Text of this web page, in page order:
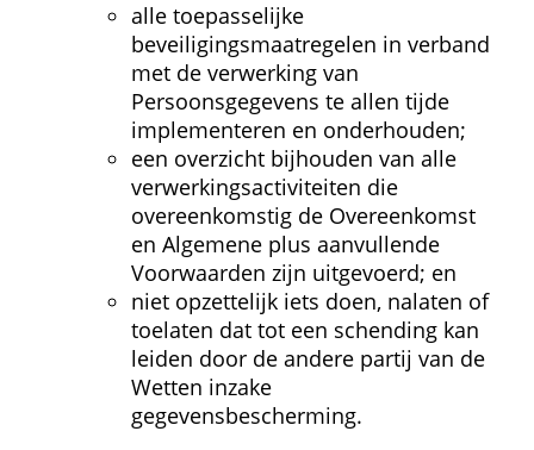
alle toepasselijke
beveiligingsmaatregelen in verband
met de verwerking van
Persoonsgegevens te allen tijde
implementeren en onderhouden;
een overzicht bijhouden van alle
verwerkings­activiteiten die
overeenkomstig de Overeenkomst
en Algemene plus aanvullende
Voorwaarden zijn uitgevoerd; en
niet opzettelijk iets doen, nalaten of
toelaten dat tot een schending kan
leiden door de andere partij van de
Wetten inzake
gegevensbescherming.